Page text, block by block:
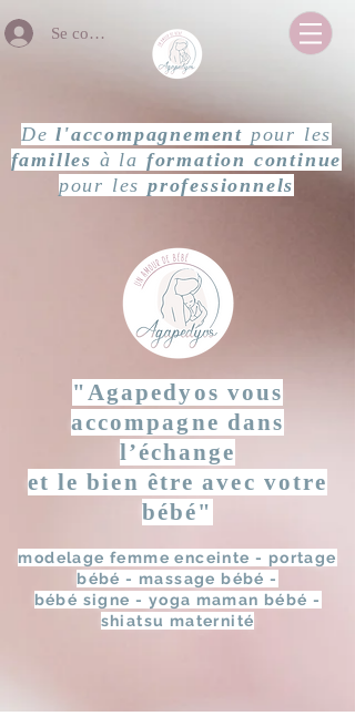
Se connecter
Del'accompagnement pour les
familles à la formation continue
pour les professionnels
"Agapedyos vous
accompagne dans
l’échange
et le bien être avec votre
bébé"
modelage femme enceinte - portage
bébé - massage bébé -
bébé signe - yoga maman bébé -
shiatsu maternité